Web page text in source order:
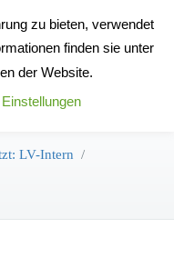
LV-Intern /
zu bieten, verwendet
finden sie unter
der Website.